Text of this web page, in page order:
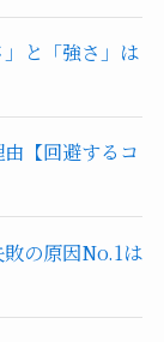
と「強さ」は
【回避するコ
の原因No.1は